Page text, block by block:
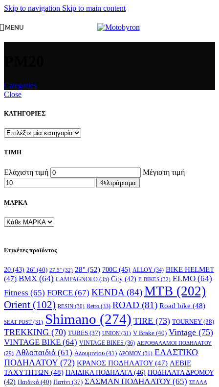
Skip to navigation Skip to main content
MENU
Categories
Close
ΚΑΤΗΓΟΡΙΕΣ
ΤΙΜΗ
Ελάχιστη τιμή Μέγιστη τιμή
Φιλτράρισμα
ΜΑΡΚΑ
Ετικέτες προϊόντος
20 (43) 26'' (40) 27.5'' (32) 28'' (52) 700C (45) ALLOY (34) BIKE HELMET
(47) BMX (64) CAMPAGNOLO (35) City (42) E-BIKES (32) ELMO (64)
Fitness (65) FORCE (67) KENDA(84)MTB (202)
Orient (102) RESIN (30) Retro (33) ROAD (81) Road bike (48)
SEAT POST (31) Shimano (274) TIRE (73) TOURNEY (38)
TREKKING (70) TUBES (37) UNION (31) V Brake (40) Vintage (75)
VINTAGE BIKE (64) VINTAGE BIKES (36) ΑΕΡΟΘΑΛΑΜΟΙ ΠΟΔΗΛΑΤΟΥ
(29) Αθλοπαιδιά (61) Αλουμινίου (41) ΔΡΟΜΟΥ (31) ΕΛΑΣΤΙΚΟ
ΠΟΔΗΛΑΤΟΥ(72) ΚΡΑΝΟΣ ΠΟΔΗΛΑΤΟΥ(47) ΛΕΒΙΕ
ΤΑΧΥΤΗΤΩΝ (48) ΠΑΙΔΙΚΑ ΠΟΔΗΛΑΤΑ(46) ΠΟΔΗΛΑΤΑ ΔΡΟΜΟΥ
(42) Παιδικό (40) Πατίνι (37) ΣΑΣΜΑΝ ΠΟΔΗΛΑΤΟΥ(65) ΣΕΛΛΑ